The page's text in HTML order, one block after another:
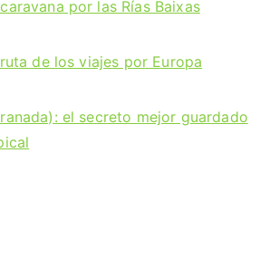
por las Rías Baixas
de los viajes por Europa
el secreto mejor guardado